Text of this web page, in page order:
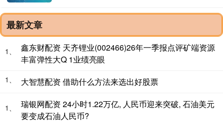
最新文章
1、
鑫东财配资 天齐锂业(002466)26年一季报点评矿端资源
丰富弹性大Q 1业绩亮眼
1、 大智慧配资 借助什么方法来选出好股票
1、
瑞银网配资 24小时1.22万亿, 人民币迎来突破, 石油美元
要变成石油人民币?